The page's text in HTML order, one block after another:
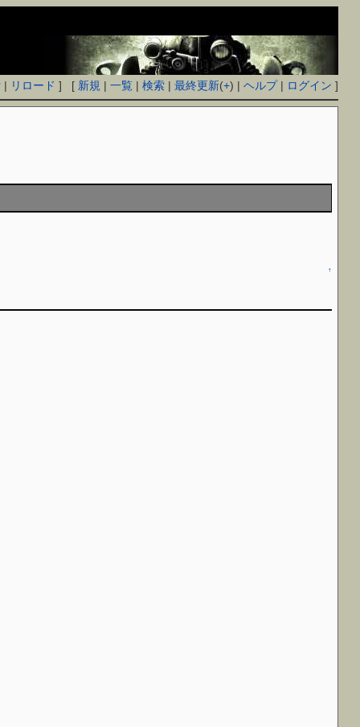
| リロード ] [ 新規 |一覧 |検索 |最終更新(+) |ヘルプ| ログイン ]
↑